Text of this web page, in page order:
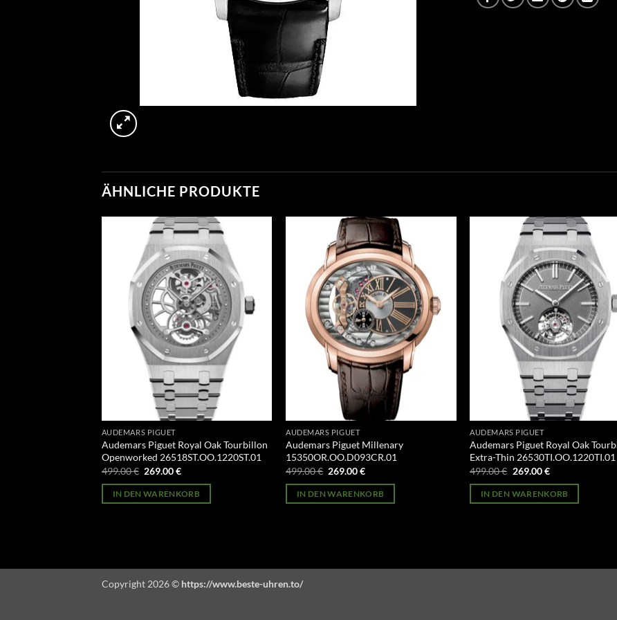
ÄHNLICHE PRODUKTE
AUDEMARS PIGUET
Audemars Piguet Royal Oak Tourbillon
Openworked 26518ST.OO.1220ST.01
499.00€ Ursprünglicher
war:
499.00 €
269.00€Aktueller
ist:
269.00 €.
IN DEN WARENKORB
AUDEMARS PIGUET
Audemars Piguet Millenary
15350OR.OO.D093CR.01
499.00€ Ursprünglicher
war:
499.00 €
269.00€Aktueller
ist:
269.00 €.
IN DEN WARENKORB
AUDEMARS PIGUET
Audemars Piguet Royal Oak
Extra-Thin 26530TI.OO.1220TI.01
499.00€ Ursprünglicher
war:
499.00 €
269.00€Aktueller
ist:
269.00 €.
IN DEN WARENKORB
Copyright 2026 © https://www.beste-uhren.to/